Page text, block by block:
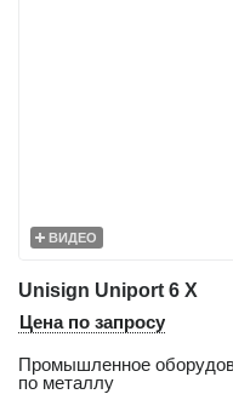
ВИДЕО
Unisign Uniport 6 X
Цена по запросу
Промышленное
по металлу